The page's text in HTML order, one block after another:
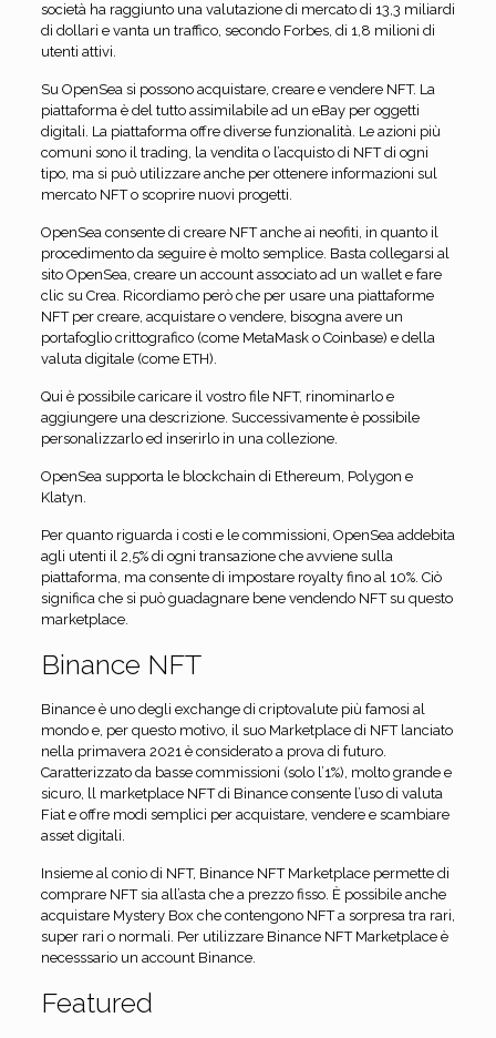
società ha raggiunto una valutazione di mercato di 13,3 miliardi
di dollari e vanta un traffico, secondo Forbes, di 1,8 milioni di
utenti attivi.
Su OpenSea si possono acquistare, creare e vendere NFT. La
piattaforma è del tutto assimilabile ad un eBay per oggetti
digitali. La piattaforma offre diverse funzionalità. Le azioni più
comuni sono il trading, la vendita o l’acquisto di NFT di ogni
tipo, ma si può utilizzare anche per ottenere informazioni sul
mercato NFT o scoprire nuovi progetti.
OpenSea consente di creare NFT anche ai neofiti, in quanto il
procedimento da seguire è molto semplice. Basta collegarsi al
sito OpenSea, creare un account associato ad un wallet e fare
clic su Crea. Ricordiamo però che per usare una piattaforme
NFT per creare, acquistare o vendere, bisogna avere un
portafoglio crittografico (come MetaMask o Coinbase) e della
valuta digitale (come ETH).
Qui è possibile caricare il vostro file NFT, rinominarlo e
aggiungere una descrizione. Successivamente è possibile
personalizzarlo ed inserirlo in una collezione.
OpenSea supporta le blockchain di Ethereum, Polygon e
Klatyn.
Per quanto riguarda i costi e le commissioni, OpenSea addebita
agli utenti il 2,5% di ogni transazione che avviene sulla
piattaforma, ma consente di impostare royalty fino al 10%. Ciò
significa che si può guadagnare bene vendendo NFT su questo
marketplace.
Binance NFT
Binance è uno degli exchange di criptovalute più famosi al
mondo e, per questo motivo, il suo Marketplace di NFT lanciato
nella primavera 2021 è considerato a prova di futuro.
Caratterizzato da basse commissioni (solo l’1%), molto grande e
sicuro, ll marketplace NFT di Binance consente l’uso di valuta
Fiat e offre modi semplici per acquistare, vendere e scambiare
asset digitali.
Insieme al conio di NFT, Binance NFT Marketplace permette di
comprare NFT sia all’asta che a prezzo fisso. È possibile anche
acquistare Mystery Box che contengono NFT a sorpresa tra rari,
super rari o normali. Per utilizzare Binance NFT Marketplace è
necesssario un account Binance.
Featured